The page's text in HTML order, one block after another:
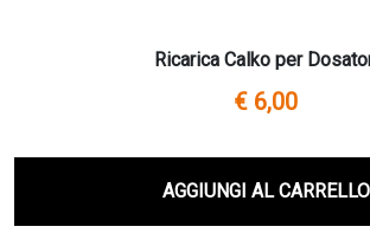
Ricarica Calko per
€ 6,00
AGGIUNGI AL CARRELLO